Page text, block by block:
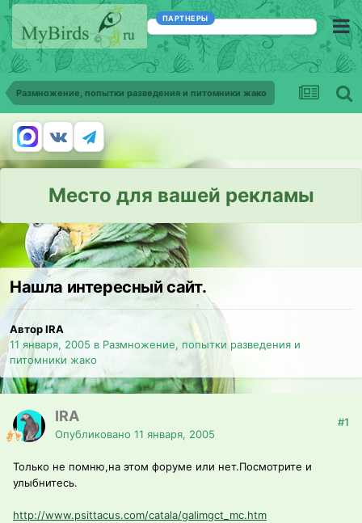
ПАРТНЕРЫ
Размножение, попытки разведения и питомники жако
Место для вашей рекламы
Нашла интересный сайт.
Автор IRA
11 января, 2005 в Размножение, попытки разведения и
питомники жако
IRA
Опубликовано 11 января, 2005
#1
Только не помню,на этом форуме или нет.Посмотрите и
улыбнитесь.
http://www.psittacus.com/catala/galimgct_mc.htm